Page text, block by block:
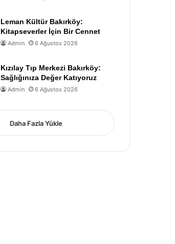
Leman Kültür Bakırköy:
Kitapseverler İçin Bir Cennet
Admin 6 Ağustos 2026
Kızılay Tıp Merkezi Bakırköy:
Sağlığınıza Değer Katıyoruz
Admin 6 Ağustos 2026
Daha Fazla Yükle